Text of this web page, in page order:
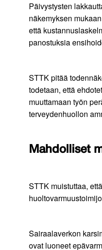
Päivystysten
näkemyksen
että
panostuksia
STTK pitää
todetaan, että
muuttamaan työn
terveydenhuollon
Mahdolliset
STTK muistuttaa,
Sairaalaverkon
ovat luoneet